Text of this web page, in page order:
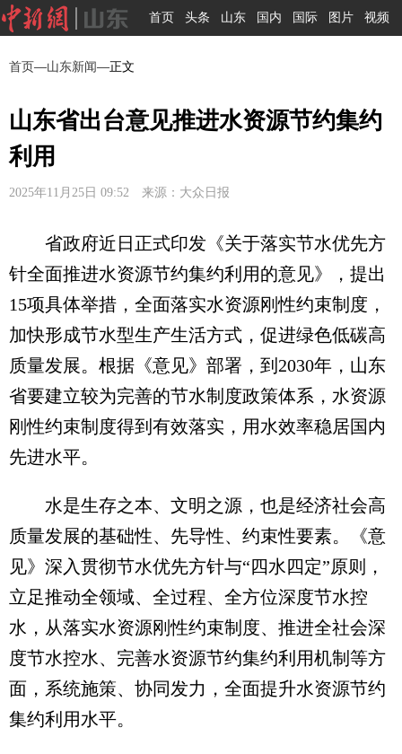
首页 头条 山东 国内 国际 图片 视频
首页—山东新闻—正文
山东省出台意见推进水资源节约集约
利用
2025年11月25日 09:52 来源：大众日报
省政府近日正式印发《关于落实节水优先方
针全面推进水资源节约集约利用的意见》，提出
15项具体举措，全面落实水资源刚性约束制度，
加快形成节水型生产生活方式，促进绿色低碳高
质量发展。根据《意见》部署，到2030年，山东
省要建立较为完善的节水制度政策体系，水资源
刚性约束制度得到有效落实，用水效率稳居国内
先进水平。
水是生存之本、文明之源，也是经济社会高
质量发展的基础性、先导性、约束性要素。《意
见》深入贯彻节水优先方针与“四水四定”原则，
立足推动全领域、全过程、全方位深度节水控
水，从落实水资源刚性约束制度、推进全社会深
度节水控水、完善水资源节约集约利用机制等方
面，系统施策、协同发力，全面提升水资源节约
集约利用水平。